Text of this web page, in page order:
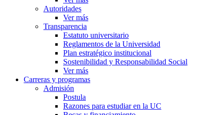
Autoridades
Ver más
Transparencia
Estatuto universitario
Reglamentos de la Universidad
Plan estratégico institucional
Sostenibilidad y Responsabilidad Social
Ver más
Carreras y programas
Admisión
Postula
Razones para estudiar en la UC